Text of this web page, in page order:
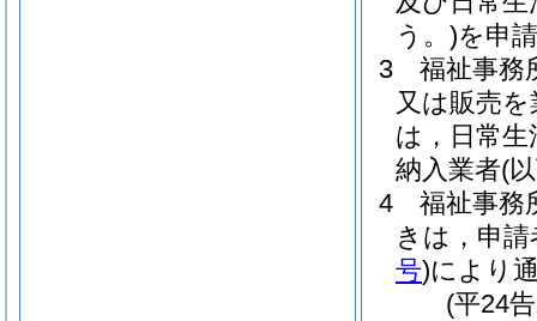
う。)を申
3
福祉事務
又は販売
は，日常生
納入業者(
4
福祉事務
きは，申
号)により
(平24